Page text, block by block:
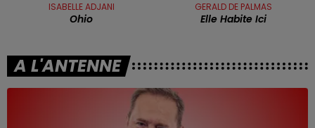
ISABELLE ADJANI
Ohio
GERALD DE PALMAS
Elle Habite Ici
A L'ANTENNE